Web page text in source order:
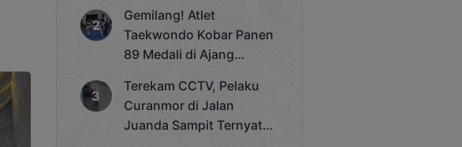
Gemilang! Atlet
Taekwondo Kobar Panen
89 Medali di Ajang
Cup 2025
Terekam CCTV, Pelaku
Curanmor di Jalan
Juanda Sampit Ternyata